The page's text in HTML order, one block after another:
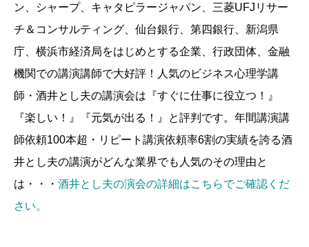
ン、シャープ、キャタピラージャパン、三菱UFJリサー
チ＆コンサルティング、仙台銀行、第四銀行、新潟県
庁、横浜市経済局をはじめとする企業、行政団体、金融
機関での講演講師で大好評！人気のビジネス心理学講
師・酒井とし夫の講演会は『すぐに仕事に役立つ！』
『楽しい！』『元気が出る！』と評判です。年間講演講
師依頼100本超・リピート講演依頼率6割の実績を誇る酒
井とし夫の講演がどんな業界でも人気のその理由と
は・・・ 酒井とし夫の演会の詳細はこちらでご確認くだ
さい。